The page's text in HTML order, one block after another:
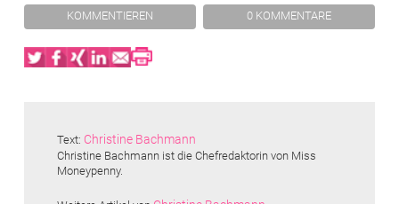
KOMMENTIEREN 0 KOMMENTARE
Twitter
Facebook
XING
LinkedIn
Email
Print
Text: Christine Bachmann
Christine Bachmann ist die Chefredaktorin von Miss
Moneypenny.